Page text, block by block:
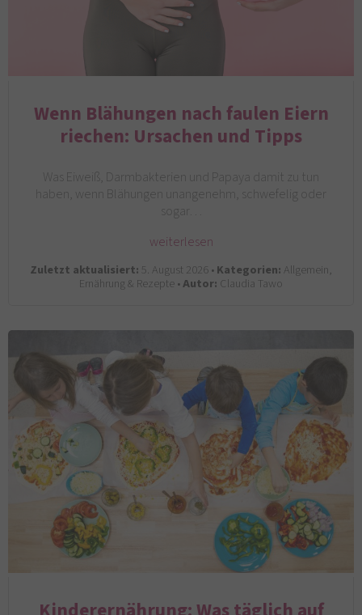
Wenn Blähungen nach faulen Eiern
riechen: Ursachen und Tipps
Was Eiweiß, Darmbakterien und Papaya damit zu tun
haben, wenn Blähungen unangenehm, schwefelig oder
sogar…
weiterlesen
Zuletzt aktualisiert: 5. August 2026 •Kategorien: Allgemein,
Ernährung & Rezepte •Autor: Claudia Tawo